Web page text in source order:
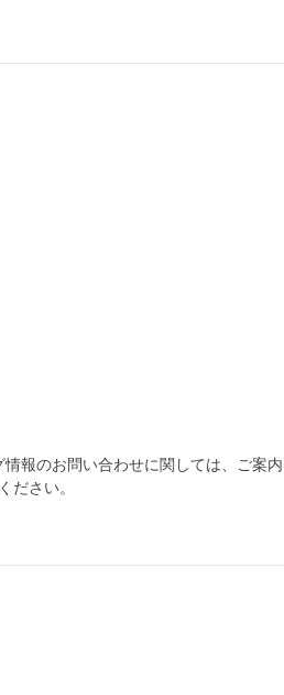
報のお問い合わせに関しては、ご案
ださい。